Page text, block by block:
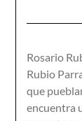
Rosario
Rubio
que
encuentra